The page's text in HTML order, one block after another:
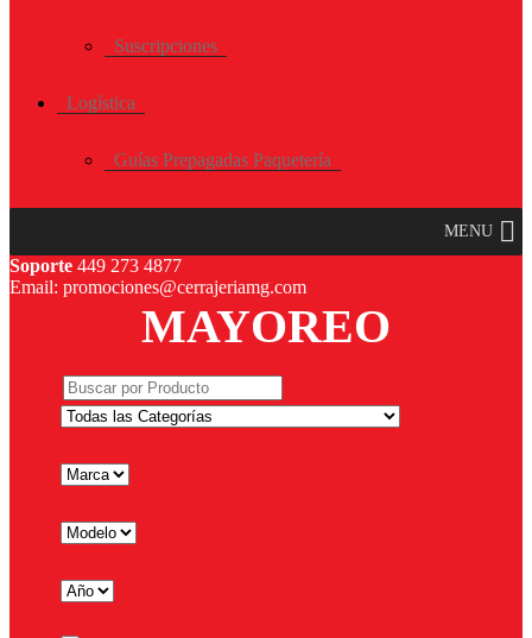
Suscripciones
Logística
Guías Prepagadas Paquetería
MENU
Soporte 449 273 4877
Email: promociones@cerrajeriamg.com
MAYOREO